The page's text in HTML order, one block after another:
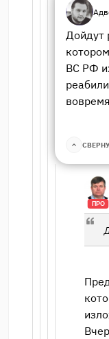
Дойдут
ВС РФ
ПРО